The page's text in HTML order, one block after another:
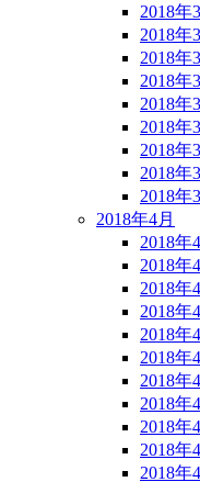
2018年
2018年
2018年
2018年
2018年
2018年
2018年
2018年
2018年
2018年4月
2018年
2018年
2018年
2018年
2018年
2018年
2018年
2018年
2018年
2018年
2018年